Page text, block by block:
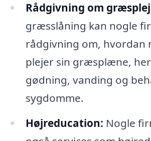
Rådgivning om
græsslåning kan nogle
rådgivning om, hvordan
plejer sin græsplæne,
gødning, vanding og
sygdomme.
Højreducation: Nogle